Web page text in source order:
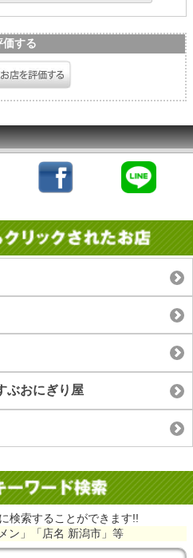
価する
ぶおにぎり屋
検索することができます!!
ン」「店名 新潟市」等